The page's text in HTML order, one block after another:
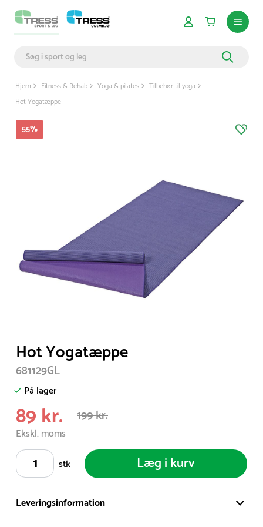
Hjem Fitness & Rehab Yoga & pilates
Tilbehør til yoga
Hot Yogatæppe
55%
1
of
1
Hot Yogatæppe
681129GL
På lager
89 kr. 199 kr.
Ekskl. moms
stk
Læg i kurv
Leveringsinformation